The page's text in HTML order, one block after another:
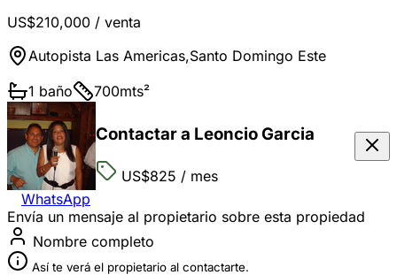
US$210,000 / venta
Autopista Las Americas,Santo Domingo Este
1 baño 700mts²
Contactar a Leoncio Garcia
US$825 / mes
WhatsApp
Envía un mensaje al propietario sobre esta propiedad
Nombre completo
Así te verá el propietario al contactarte.